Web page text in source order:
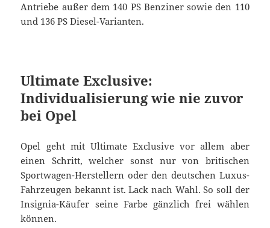
Antriebe außer dem 140 PS Benziner sowie den 110
und 136 PS Diesel-Varianten.
Ultimate Exclusive:
Individualisierung wie nie zuvor
bei Opel
Opel geht mit Ultimate Exclusive vor allem aber
einen Schritt, welcher sonst nur von britischen
Sportwagen-Herstellern oder den deutschen Luxus-
Fahrzeugen bekannt ist. Lack nach Wahl. So soll der
Insignia-Käufer seine Farbe gänzlich frei wählen
können.